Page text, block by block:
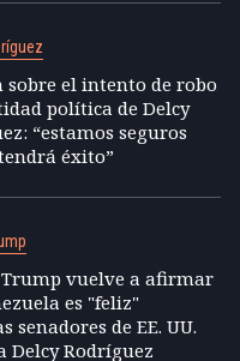
sobre el intento de robo
política de Delcy
“estamos seguros
éxito”
vuelve a afirmar
es "feliz"
senadores de EE. UU.
Delcy Rodríguez